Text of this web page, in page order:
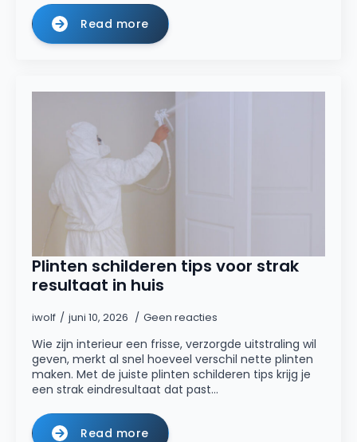
Read more
Plinten schilderen tips voor strak
resultaat in huis
iwolf juni 10, 2026 Geen reacties
Wie zijn interieur een frisse, verzorgde uitstraling wil
geven, merkt al snel hoeveel verschil nette plinten
maken. Met de juiste plinten schilderen tips krijg je
een strak eindresultaat dat past…
Read more